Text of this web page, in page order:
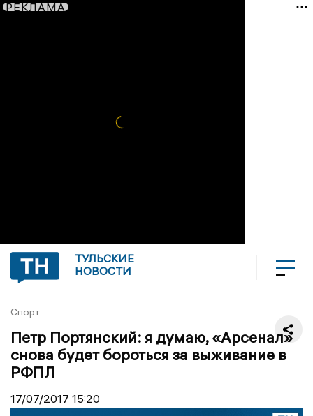
РЕКЛАМА
ТУЛЬСКИЕ
НОВОСТИ
Спорт
Петр Портянский: я думаю, «Арсенал»
снова будет бороться за выживание в
РФПЛ
17/07/2017 15:20